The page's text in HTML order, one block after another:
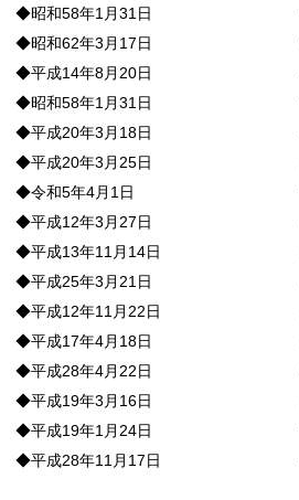
◆昭和58年1月31日
◆昭和62年3月17日
◆平成14年8月20日
◆昭和58年1月31日
◆平成20年3月18日
◆平成20年3月25日
◆令和5年4月1日
◆平成12年3月27日
◆平成13年11月14日
◆平成25年3月21日
◆平成12年11月22日
◆平成17年4月18日
◆平成28年4月22日
◆平成19年3月16日
◆平成19年1月24日
◆平成28年11月17日